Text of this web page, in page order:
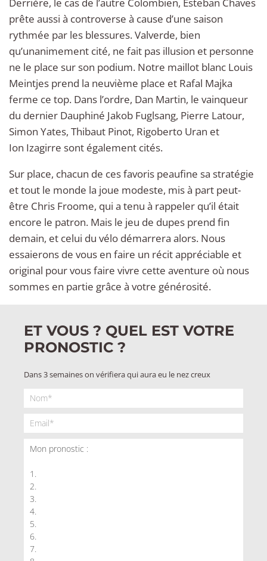
Derrière, le cas de l’autre Colombien, Esteban Chaves
prête aussi à controverse à cause d’une saison
rythmée par les blessures. Valverde, bien
qu’unanimement cité, ne fait pas illusion et personne
ne le place sur son podium. Notre maillot blanc Louis
Meintjes prend la neuvième place et Rafal Majka
ferme ce top. Dans l’ordre, Dan Martin, le vainqueur
du dernier Dauphiné Jakob Fuglsang, Pierre Latour,
Simon Yates, Thibaut Pinot, Rigoberto Uran et
Ion Izagirre sont également cités.
Sur place, chacun de ces favoris peaufine sa stratégie
et tout le monde la joue modeste, mis à part peut-
être Chris Froome, qui a tenu à rappeler qu’il était
encore le patron. Mais le jeu de dupes prend fin
demain, et celui du vélo démarrera alors. Nous
essaierons de vous en faire un récit appréciable et
original pour vous faire vivre cette aventure où nous
sommes en partie grâce à votre générosité.
ET VOUS ? QUEL EST VOTRE
PRONOSTIC ?
Dans 3 semaines on vérifiera qui aura eu le nez creux